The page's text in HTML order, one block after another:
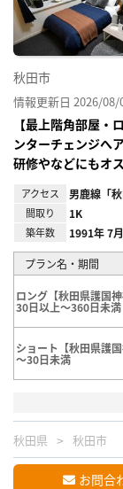
秋田市
情報更新日 2026/08/
【最上階角部屋
ンターチェンジへ
研修やなどにもオ
アクセス 男鹿線「秋
間取り 1K
築年数
1991年 7
プラン名・期間
ロング【秋田県護国神
30日以上～360日未満
ショート【秋田県護国
～30日未満
秋田県 秋田市
お問合